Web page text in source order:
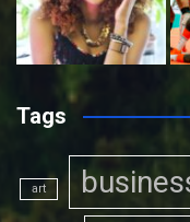
Tags
art